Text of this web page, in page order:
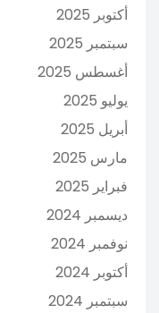
أكتوبر 2025
سبتمبر 2025
أغسطس 2025
يوليو 2025
أبريل 2025
مارس 2025
فبراير 2025
ديسمبر 2024
نوفمبر 2024
أكتوبر 2024
سبتمبر 2024